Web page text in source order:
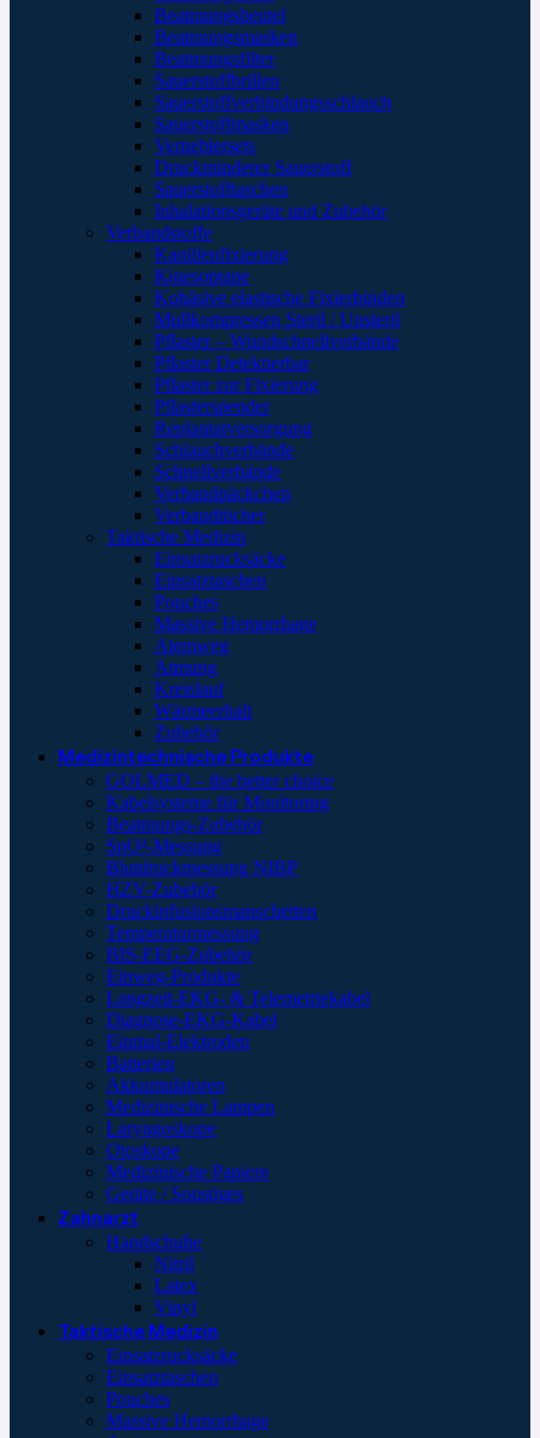
Beatmungsbeutel
Beatmungsmasken
Beatmungsfilter
Sauerstoffbrillen
Sauerstoffverbindungsschlauch
Sauerstoffmasken
Verneblersets
Druckminderer Sauerstoff
Sauerstofftaschen
Inhalationsgeräte und Zubehör
Verbandstoffe
Kanülenfixierung
Kinesoptape
Kohäsive elastische Fixierbinden
Mullkompressen Steril / Unsteril
Pflaster – Wundschnellverbände
Pflaster Detektierbar
Pflaster zur Fixierung
Pflasterspender
Replantatversorgung
Schlauchverbände
Schnellverbände
Verbandpäckchen
Verbandtücher
Taktische Medizin
Einsatzrucksäcke
Einsatztaschen
Pouches
Massive Hemorrhage
Atemweg
Atmung
Kreislauf
Wärmeerhalt
Zubehör
Medizintechnische Produkte
GOLMED – the better choice
Kabelsysteme für Monitoring
Beatmungs-Zubehör
SpO²-Messung
Blutdruckmessung NIBP
HZV-Zubehör
Druckinfusionsmanschetten
Temperaturmessung
BIS-EEG-Zubehör
Einweg-Produkte
Langzeit-EKG- & Telemetriekabel
Diagnose-EKG-Kabel
Einmal-Elektroden
Batterien
Akkumulatoren
Medizinische Lampen
Laryngoskope
Otoskope
Medizinische Papiere
Geräte / Sonstiges
Zahnarzt
Handschuhe
Nitril
Latex
Vinyl
Taktische Medizin
Einsatzrucksäcke
Einsatztaschen
Pouches
Massive Hemorrhage